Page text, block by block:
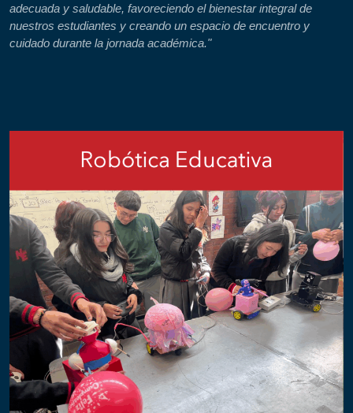
adecuada y saludable, favoreciendo el bienestar integral de
nuestros estudiantes y creando un espacio de encuentro y
cuidado durante la jornada académica."